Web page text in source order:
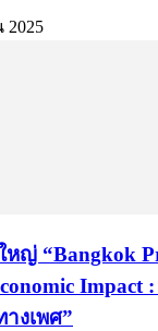
2025
หญ่ “Bangkok
Impact
งเพศ”